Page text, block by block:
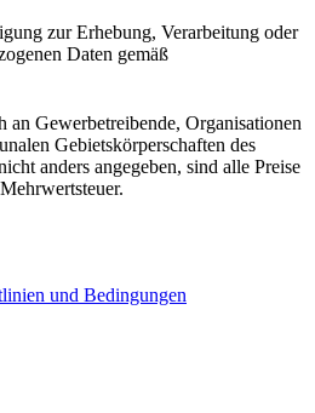
zur Erhebung, Verarbeitung oder
Daten gemäß
an Gewerbetreibende, Organisationen
Gebietskörperschaften des
anders angegeben, sind alle Preise
und Bedingungen